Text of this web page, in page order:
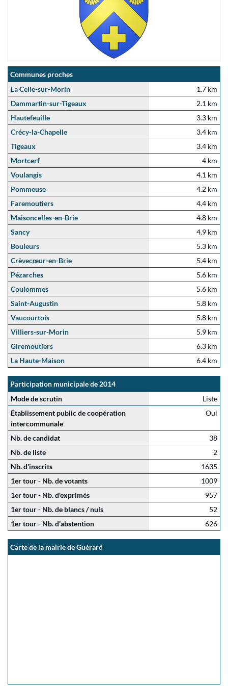
Communes proches
La Celle-sur-Morin
1.7 km
Dammartin-sur-Tigeaux
2.1 km
Hautefeuille
3.3 km
Crécy-la-Chapelle
3.4 km
Tigeaux
3.4 km
Mortcerf
4 km
Voulangis
4.1 km
Pommeuse
4.2 km
Faremoutiers
4.4 km
Maisoncelles-en-Brie
4.8 km
Sancy
4.9 km
Bouleurs
5.3 km
Crèvecœur-en-Brie
5.4 km
Pézarches
5.6 km
Coulommes
5.6 km
Saint-Augustin
5.8 km
Vaucourtois
5.8 km
Villiers-sur-Morin
5.9 km
Giremoutiers
6.3 km
La Haute-Maison
6.4 km
Participation municipale de 2014
Mode de scrutin
Liste
Établissement public de coopération
intercommunale
Oui
Nb. de candidat
38
Nb. de liste
2
Nb. d'inscrits
1635
1er tour - Nb. de votants
1009
1er tour - Nb. d'exprimés
957
1er tour - Nb. de blancs / nuls
52
1er tour - Nb. d'abstention
626
Carte de la mairie de Guérard